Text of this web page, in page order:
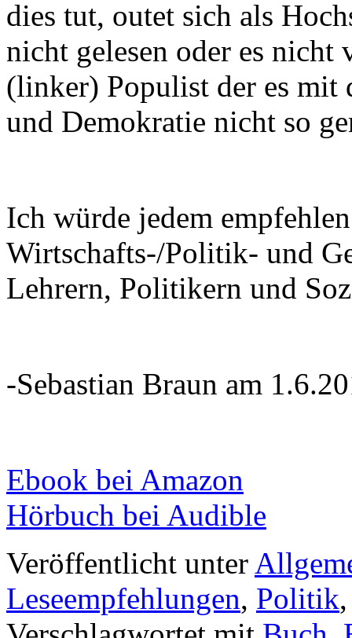
dies tut, outet sich als
nicht gelesen oder es nicht
(linker) Populist der es
und Demokratie nicht so
Ich würde jedem
Wirtschafts-/Politik- und
Lehrern, Politikern und
-Sebastian Braun am
Ebook bei Amazon
Hörbuch bei Audible
Veröffentlicht unter
Leseempfehlungen, Politik